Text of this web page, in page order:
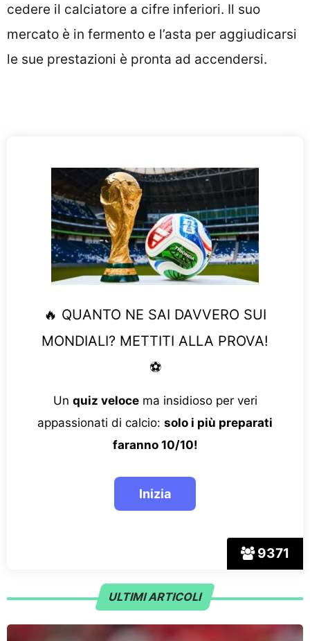
cedere il calciatore a cifre inferiori. Il suo
mercato è in fermento e l’asta per aggiudicarsi
le sue prestazioni è pronta ad accendersi.
9371
🔥 QUANTO NE SAI DAVVERO SUI
MONDIALI? METTITI ALLA PROVA!
⚽
Un quiz velocema insidioso per veri
appassionati di calcio: solo i più preparati
faranno 10/10!
ULTIMI ARTICOLI